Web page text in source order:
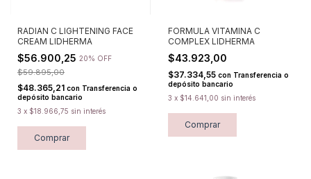
RADIAN C LIGHTENING FACE
CREAM LIDHERMA
$56.900,25 20% OFF
$59.895,00
$48.365,21 con Transferencia o
depósito bancario
3 x $18.966,75 sin interés
Comprar
FORMULA VITAMINA C
COMPLEX LIDHERMA
$43.923,00
$37.334,55 con Transferencia o
depósito bancario
3 x $14.641,00 sin interés
Comprar